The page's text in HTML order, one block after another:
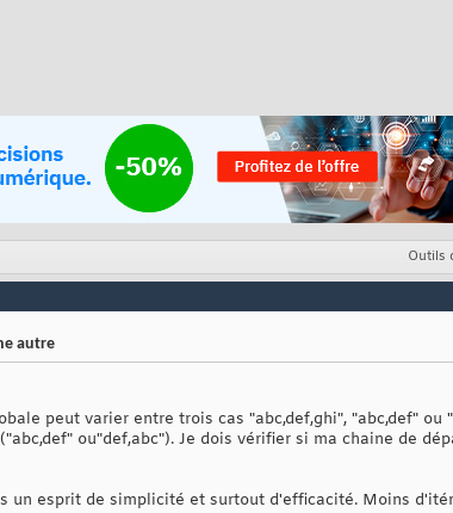
Outils
autre
peut varier entre trois cas "abc,def,ghi", "abc,def" ou
ou"def,abc"). Je dois vérifier si ma chaine de
un esprit de simplicité et surtout d'efficacité. Moins